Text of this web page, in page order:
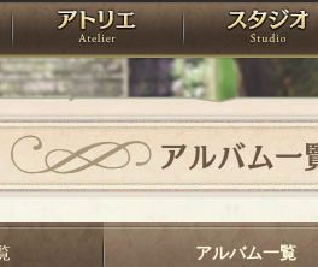
ローレット アトリエ
アルバム一
アルバム一覧